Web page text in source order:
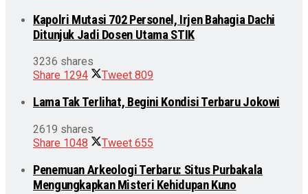
Kapolri Mutasi 702 Personel, Irjen Bahagia Dachi
Ditunjuk Jadi Dosen Utama STIK
3236 shares
Share 1294 Tweet 809
Lama Tak Terlihat, Begini Kondisi Terbaru Jokowi
2619 shares
Share 1048 Tweet 655
Penemuan Arkeologi Terbaru: Situs Purbakala
Mengungkapkan Misteri Kehidupan Kuno